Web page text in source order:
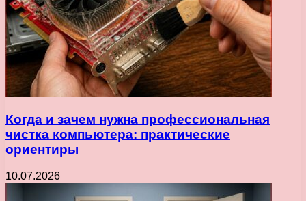
Когда и зачем нужна профессиональная
чистка компьютера: практические
ориентиры
10.07.2026